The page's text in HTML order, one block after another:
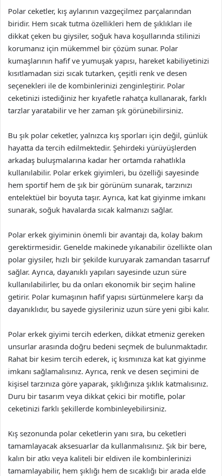
Polar ceketler, kış aylarının vazgeçilmez parçalarından
biridir. Hem sıcak tutma özellikleri hem de şıklıkları ile
dikkat çeken bu giysiler, soğuk hava koşullarında stilinizi
korumanız için mükemmel bir çözüm sunar. Polar
kumaşlarının hafif ve yumuşak yapısı, hareket kabiliyetinizi
kısıtlamadan sizi sıcak tutarken, çeşitli renk ve desen
seçenekleri ile de kombinlerinizi zenginleştirir. Polar
ceketinizi istediğiniz her kıyafetle rahatça kullanarak, farklı
tarzlar yaratabilir ve her zaman şık görünebilirsiniz.
Bu şık polar ceketler, yalnızca kış sporları için değil, günlük
hayatta da tercih edilmektedir. Şehirdeki yürüyüşlerden
arkadaş buluşmalarına kadar her ortamda rahatlıkla
kullanılabilir. Polar erkek giyimleri, bu özelliği sayesinde
hem sportif hem de şık bir görünüm sunarak, tarzınızı
entelektüel bir boyuta taşır. Ayrıca, kat kat giyinme imkanı
sunarak, soğuk havalarda sıcak kalmanızı sağlar.
Polar erkek giyiminin önemli bir avantajı da, kolay bakım
gerektirmesidir. Genelde makinede yıkanabilir özellikte olan
polar giysiler, hızlı bir şekilde kuruyarak zamandan tasarruf
sağlar. Ayrıca, dayanıklı yapıları sayesinde uzun süre
kullanılabilirler, bu da onları ekonomik bir seçim haline
getirir. Polar kumaşının hafif yapısı sürtünmelere karşı da
dayanıklıdır, bu sayede giysileriniz uzun süre yeni gibi kalır.
Polar erkek giyimi tercih ederken, dikkat etmeniz gereken
unsurlar arasında doğru bedeni seçmek de bulunmaktadır.
Rahat bir kesim tercih ederek, iç kısmınıza kat kat giyinme
imkanı sağlamalısınız. Ayrıca, renk ve desen seçimini de
kişisel tarzınıza göre yaparak, şıklığınıza şıklık katmalısınız.
Duru bir tasarım veya dikkat çekici bir motifle, polar
ceketinizi farklı şekillerde kombinleyebilirsiniz.
Kış sezonunda polar ceketlerin yanı sıra, bu ceketleri
tamamlayacak aksesuarlar da kullanmalısınız. Şık bir bere,
kalın bir atkı veya kaliteli bir eldiven ile kombinlerinizi
tamamlayabilir, hem şıklığı hem de sıcaklığı bir arada elde